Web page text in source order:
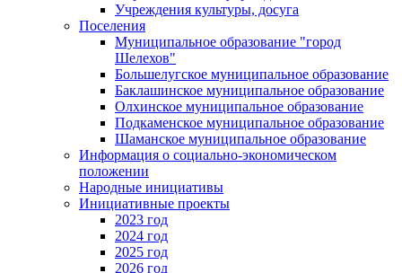
Учреждения культуры, досуга
Поселения
Муниципальное образование "город
Шелехов"
Большелугское муниципальное образование
Баклашинское муниципальное образование
Олхинское муниципальное образование
Подкаменское муниципальное образование
Шаманское муниципальное образование
Информация о социально-экономическом
положении
Народные инициативы
Инициативные проекты
2023 год
2024 год
2025 год
2026 год